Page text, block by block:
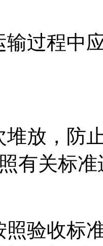
程中应
，防止
有关标
收标准